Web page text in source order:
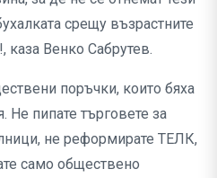
срещу възрастните
каза Венко Сабрутев.
поръчки, които бяха
Не пипате търговете за
не реформирате ТЕЛК,
само обществено